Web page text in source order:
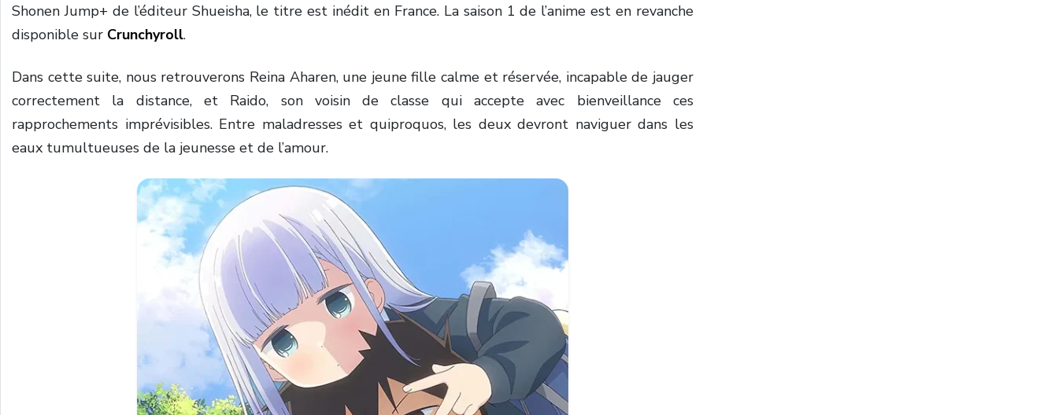
Shonen Jump+ de l’éditeur Shueisha, le titre est inédit en France. La saison 1 de l’anime est en revanche
disponible sur Crunchyroll.
Dans cette suite, nous retrouverons Reina Aharen, une jeune fille calme et réservée, incapable de jauger
correctement la distance, et Raido, son voisin de classe qui accepte avec bienveillance ces
rapprochements imprévisibles. Entre maladresses et quiproquos, les deux devront naviguer dans les
eaux tumultueuses de la jeunesse et de l’amour.